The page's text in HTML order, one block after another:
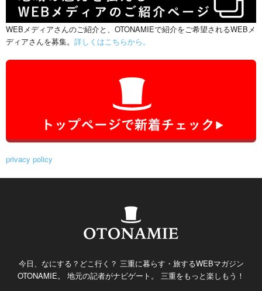
WEBメディアさんのご紹介と、OTONAMIEで紹介をご希望されるWEBメ
ディアさんを募集。 詳しくはこちらから。
privacy policy
今日、なにする？どこ行く？ 三重に暮らす・旅するWEBマガジン
OTONAMIE。 地元の記者がナビゲート。 三重をもっと楽しもう！